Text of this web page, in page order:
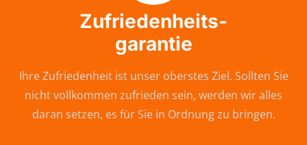
Zufriedenheits-
garantie
Ihre Zufriedenheit ist unser oberstes Ziel. Sollten Sie
nicht vollkommen zufrieden sein, werden wir alles
daran setzen, es für Sie in Ordnung zu bringen.